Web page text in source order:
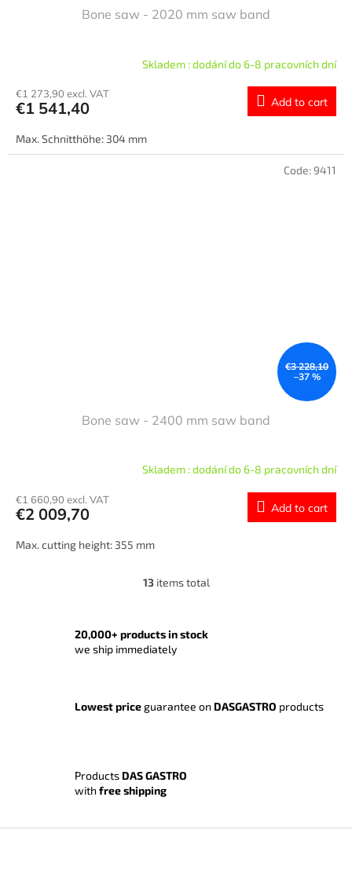
Bone saw - 2020 mm saw band
Skladem : dodání do 6-8 pracovních dní
€1 273,90 excl. VAT
€1 541,40 Add to cart
Max. Schnitthöhe: 304 mm
€3 228,10
–37 %
Bone saw - 2400 mm saw band
Skladem : dodání do 6-8 pracovních dní
€1 660,90 excl. VAT
€2 009,70 Add to cart
Max. cutting height: 355 mm
Code:9411
L
t
i
o
o
l
13items total
20,000+ products in stock
we ship immediately
Lowest price guarantee on DASGASTRO products
Products DAS GASTRO
with free shipping
F